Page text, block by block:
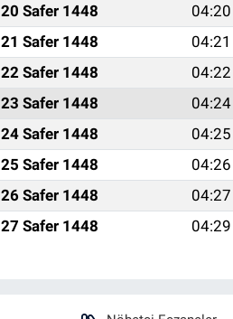
20 Safer 1448 04:20
21 Safer 1448 04:21
22 Safer 1448 04:22
23 Safer 1448 04:24
24 Safer 1448 04:25
25 Safer 1448 04:26
26 Safer 1448 04:27
27 Safer 1448 04:29